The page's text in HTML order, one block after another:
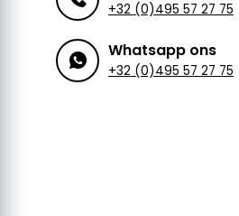
+32 (0)495 57 27 75
Whatsapp ons
+32 (0)495 57 27 75